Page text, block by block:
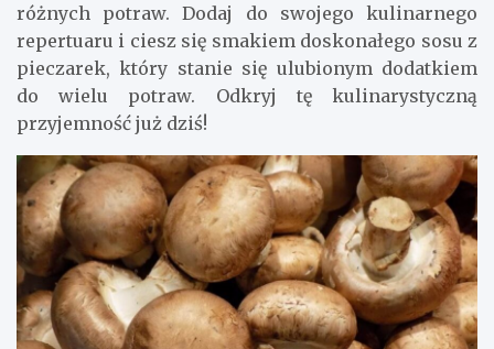
różnych potraw. Dodaj do swojego kulinarnego
repertuaru i ciesz się smakiem doskonałego sosu z
pieczarek, który stanie się ulubionym dodatkiem
do wielu potraw. Odkryj tę kulinarystyczną
przyjemność już dziś!